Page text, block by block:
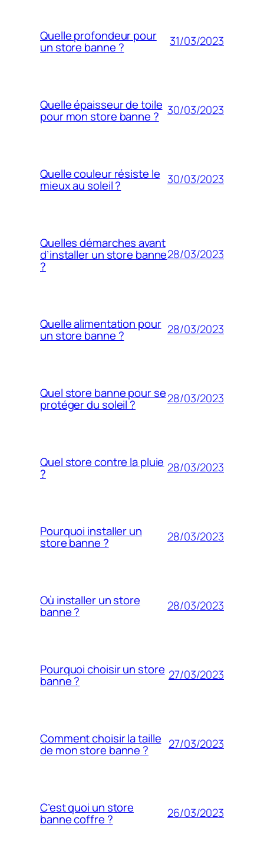
Quelle profondeur pour
un store banne ? 31/03/2023
Quelle épaisseur de toile
pour mon store banne ? 30/03/2023
Quelle couleur résiste le
mieux au soleil ? 30/03/2023
Quelles démarches avant
d’installer un store banne
?
28/03/2023
Quelle alimentation pour
un store banne ? 28/03/2023
Quel store banne pour se
protéger du soleil ? 28/03/2023
Quel store contre la pluie
? 28/03/2023
Pourquoi installer un
store banne ? 28/03/2023
Où installer un store
banne ? 28/03/2023
Pourquoi choisir un store
banne ? 27/03/2023
Comment choisir la taille
de mon store banne ? 27/03/2023
C’est quoi un store
banne coffre ? 26/03/2023